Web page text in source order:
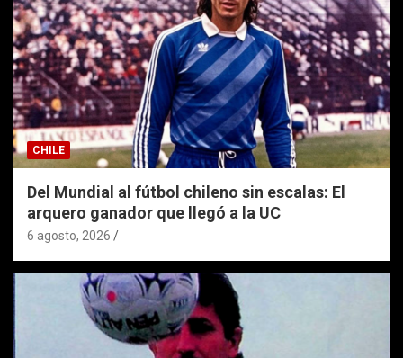
CHILE
Del Mundial al fútbol chileno sin escalas: El
arquero ganador que llegó a la UC
6 agosto, 2026